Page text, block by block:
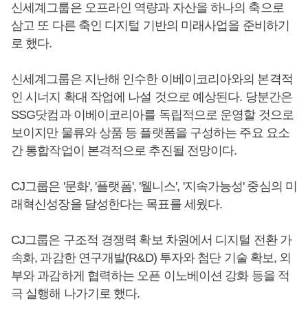
신세계그룹은 오프라인 역량과 자산을 하나의 축으로
삼고 또 다른 축인 디지털 기반의 미래사업을 준비하기
로 했다.
신세계그룹은 지난해 인수한 이베이코리아와의 본격적
인 시너지 확대 작업에 나설 것으로 예상된다. 당분간은
SSG닷컴과 이베이코리아를 독립적으로 운영할 것으로
보이지만 물류와 상품 등 플랫폼을 구성하는 주요 요소
간 통합작업이 본격적으로 추진될 전망이다.
CJ그룹은 '문화', '플랫폼', '웰니스', '지속가능성' 중심의 미
래혁신성장을 달성한다는 목표를 세웠다.
CJ그룹은 구조적 경쟁력 확보 차원에서 디지털 전환 가
속화, 과감한 연구개발(R&D) 투자와 첨단 기술 확보, 외
부와 과감하게 협력하는 오픈 이노베이션 강화 등을 적
극 실행해 나가기로 했다.